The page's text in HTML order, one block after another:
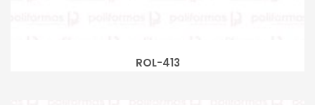
ROL-413